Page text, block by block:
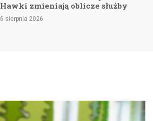
Hawki zmieniają oblicze służby
6 sierpnia 2026